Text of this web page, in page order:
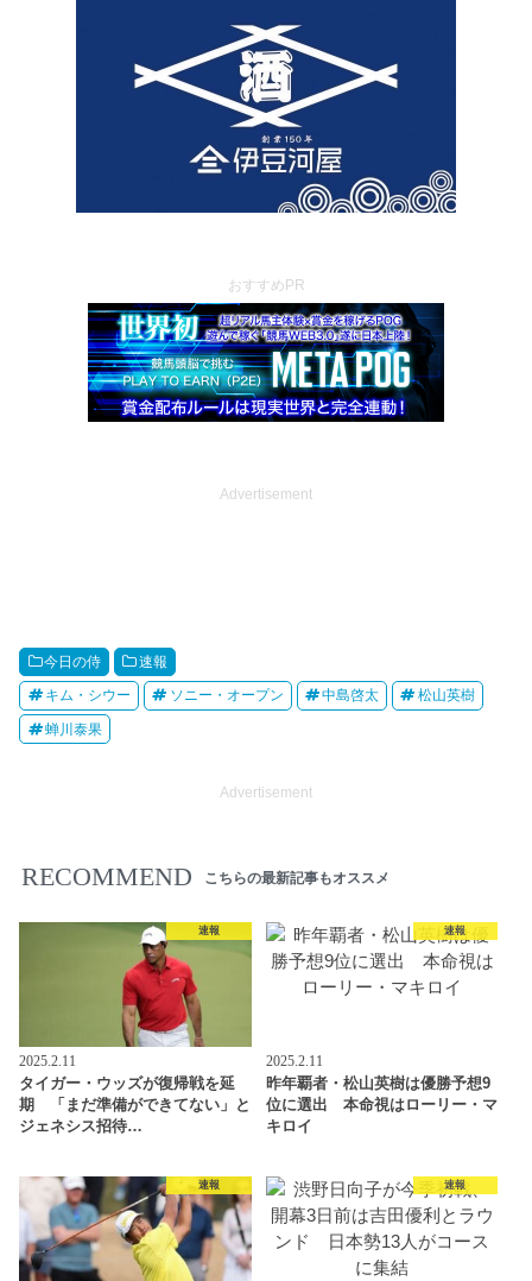
おすすめPR
Advertisement
今日の侍 速報
キム・シウー ソニー・オープン 中島啓太 松山英樹
蝉川泰果
Advertisement
RECOMMEND こちらの最新記事もオススメ
速報
2025.2.11
タイガー・ウッズが復帰戦を延
期 「まだ準備ができてない」と
ジェネシス招待…
速報
2025.2.11
昨年覇者・松山英樹は優勝予想9
位に選出 本命視はローリー・マ
キロイ
速報 速報